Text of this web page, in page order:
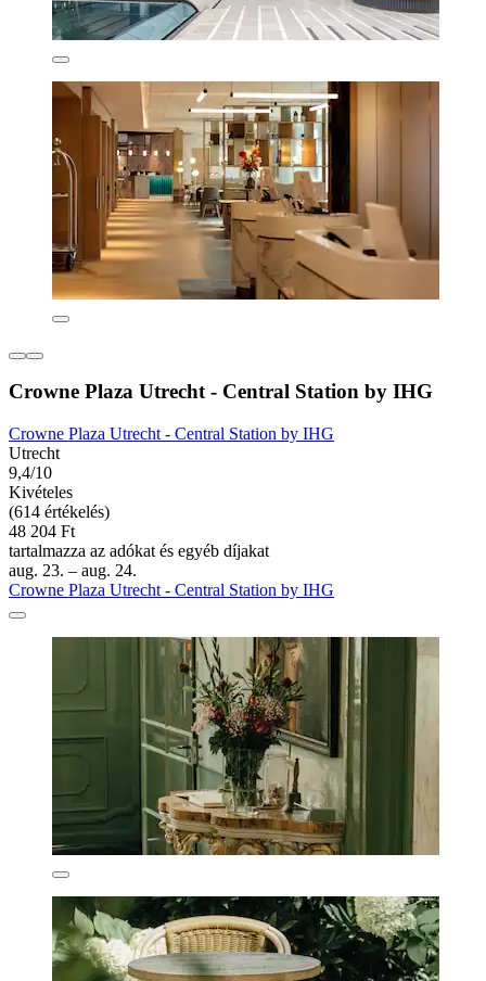
Crowne Plaza Utrecht - Central Station by IHG
Crowne Plaza Utrecht - Central Station by IHG
Utrecht
9,4/10
Kivételes
(614 értékelés)
48 204 Ft
tartalmazza az adókat és egyéb díjakat
aug. 23. – aug. 24.
Crowne Plaza Utrecht - Central Station by IHG